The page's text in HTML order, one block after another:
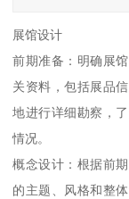
展馆设计
前期准备：明确展
关资料，包括展品
地进行详细勘察，
情况。
概念设计：根据前
的主题、风格和整